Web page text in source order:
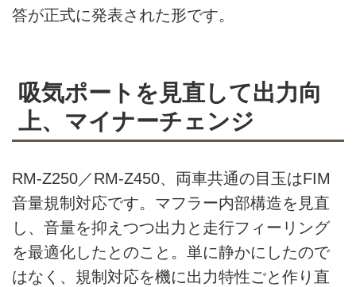
答が正式に発表された形です。
吸気ポートを見直して出力向
上、マイナーチェンジ
RM-Z250／RM-Z450、両車共通の目玉はFIM
音量規制対応です。マフラー内部構造を見直
し、音量を抑えつつ出力と走行フィーリング
を最適化したとのこと。単に静かにしたので
はなく、規制対応を機に出力特性ごと作り直